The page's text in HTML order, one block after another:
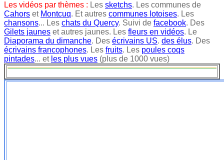
Les vidéos par thèmes : Les sketchs. Les communes de
Cahors et Montcuq. Et autres communes lotoises. Les
chansons... Les chats du Quercy. Suivi de facebook. Des
Gilets jaunes et autres jaunes. Les fleurs en vidéos. Le
Diaporama du dimanche. Des écrivains US. des élus. Des
écrivains francophones. Les fruits. Les poules coqs
pintades... et les plus vues (plus de 1000 vues)